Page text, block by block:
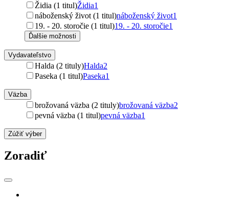
Židia (1 titul)Židia1
náboženský život (1 titul)náboženský život1
19. - 20. storočie (1 titul)19. - 20. storočie1
Ďalšie možnosti
Vydavateľstvo
Halda (2 tituly)Halda2
Paseka (1 titul)Paseka1
Väzba
brožovaná väzba (2 tituly)brožovaná väzba2
pevná väzba (1 titul)pevná väzba1
Zúžiť výber
Zoradiť